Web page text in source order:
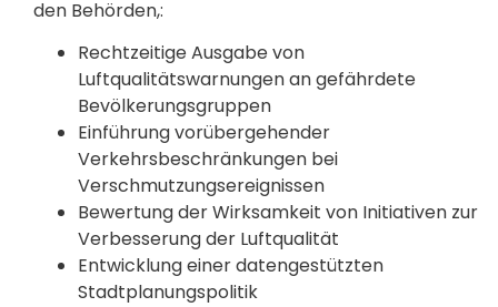
den Behörden,:
Rechtzeitige Ausgabe von
Luftqualitätswarnungen an gefährdete
Bevölkerungsgruppen
Einführung vorübergehender
Verkehrsbeschränkungen bei
Verschmutzungsereignissen
Bewertung der Wirksamkeit von Initiativen zur
Verbesserung der Luftqualität
Entwicklung einer datengestützten
Stadtplanungspolitik